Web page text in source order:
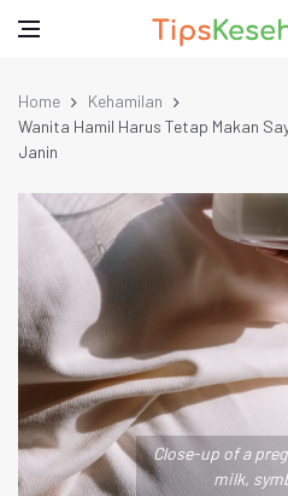
Home
Kehamilan
Wanita Hamil Harus Tetap Makan
Janin
Close-up of a
milk,